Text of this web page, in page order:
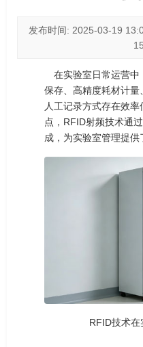
发布时间: 2025-03-19
在实验室日常运营
保存、高精度耗材计
人工记录方式存在效
点，RFID射频技术通
成，为实验室管理提供
RFID技术在